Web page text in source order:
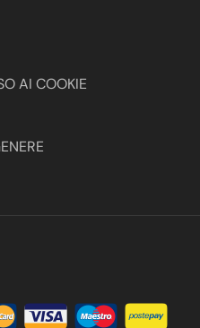
AI COOKIE